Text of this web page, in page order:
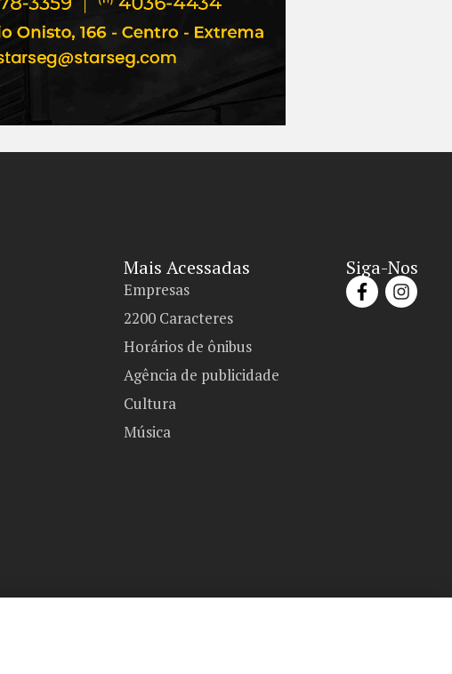
Mais Acessadas
Empresas
2200 Caracteres
Horários de ônibus
Agência de publicidade
Cultura
Música
Siga-Nos